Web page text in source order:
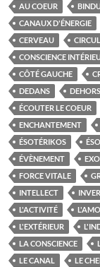
AU COEUR
CANAUX D'ÉNERGIE
CERVEAU
CONSCIENCE
CÔTÉ GAUCHE
DEDANS
DEHORS
ÉCOUTER LE COEUR
ENCHANTEMENT
ÉSOTÉRIKOS
ÉVÈNEMENT
FORCE VITALE
INTELLECT
L'ACTIVITÉ
L'EXTÉRIEUR
LA CONSCIENCE
LE CANAL
LE